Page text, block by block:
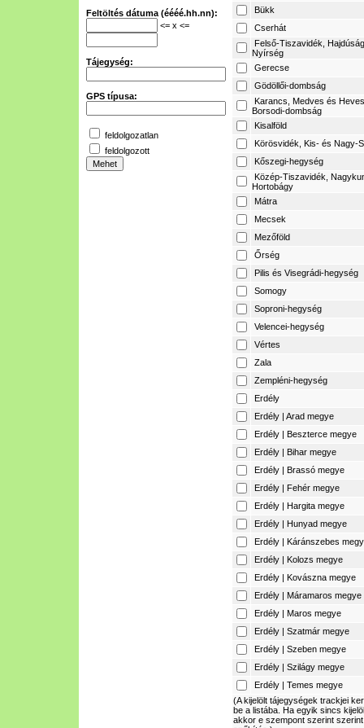
Feltöltés dátuma (éééé.hh.nn):
<= x <=
Tájegység:
GPS típusa:
feldolgozatlan
feldolgozott
Bükk
Cserhát
Felső-Tiszavidék,
Nyírség
Gerecse
Gödöllői-dombság
Karancs, Medves és
Borsodi-dombság
Kisalföld
Körösvidék, Kis- és Nagy-
Kőszegi-hegység
Közép-Tiszavidék,
Hortobágy
Mátra
Mecsek
Mezőföld
Őrség
Pilis és Visegrádi-hegység
Somogy
Soproni-hegység
Velencei-hegység
Vértes
Zala
Zempléni-hegység
Erdély
Erdély | Arad megye
Erdély | Beszterce megye
Erdély | Bihar megye
Erdély | Brassó megye
Erdély | Fehér megye
Erdély | Hargita megye
Erdély | Hunyad megye
Erdély | Káránszebes
Erdély | Kolozs megye
Erdély | Kovászna megye
Erdély | Máramaros megye
Erdély | Maros megye
Erdély | Szatmár megye
Erdély | Szeben megye
Erdély | Szilágy megye
Erdély | Temes megye
(A kijelölt tájegységek trackjei
be a listába. Ha egyik sincs
akkor e szempont szerint